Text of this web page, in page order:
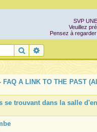
SVP
Veuillez
Pensez à
Rechercher
A LINK TO THE PAST
se trouvant dans la salle